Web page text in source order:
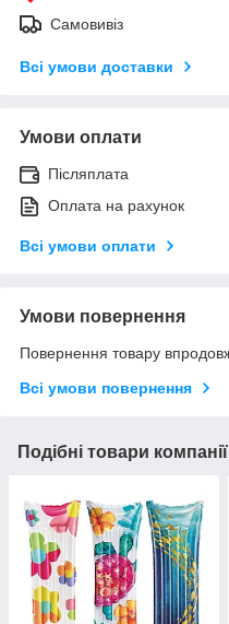
Самовивіз
Всі умови доставки
Умови оплати
Післяплата
Оплата на рахунок
Всі умови оплати
Умови повернення
Повернення товару
Всі умови повернення
Подібні товари компанії